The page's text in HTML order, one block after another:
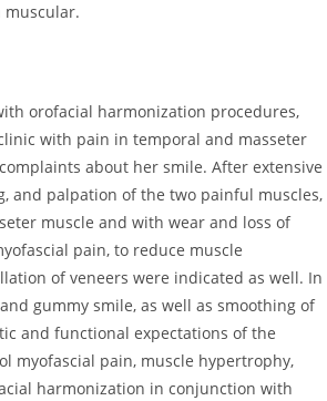
muscular.
orofacial harmonization procedures,
with pain in temporal and masseter
about her smile. After extensive
and palpation of the two painful muscles,
muscle and with wear and loss of
pain, to reduce muscle
of veneers were indicated as well. In
gummy smile, as well as smoothing of
and functional expectations of the
myofascial pain, muscle hypertrophy,
harmonization in conjunction with